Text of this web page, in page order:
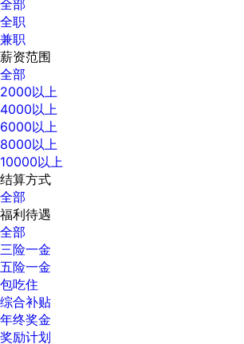
全部
全职
兼职
薪资范围
全部
2000以上
4000以上
6000以上
8000以上
10000以上
结算方式
全部
福利待遇
全部
三险一金
五险一金
包吃住
综合补贴
年终奖金
奖励计划